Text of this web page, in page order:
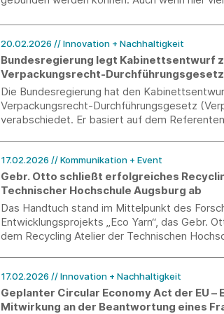
finanzielle Anreize sinnvoll.
20.02.2026 // Innovation + Nachhaltigkeit
Bundesregierung legt Kabinettsentwurf
Verpackungsrecht-
Die Bundesregierung hat den
Verpackungsrecht-Durchführungsgesetz
verabschiedet. Er basiert auf dem
Referentenentwurf gibt es einige Änderungen.
17.02.2026 // Kommunikation + Event
Gebr. Otto schließt erfolgreiches
Technischer Hochschule Augsburg ab
Das Handtuch stand im Mittelpunkt des
Entwicklungsprojekts „Eco Yarn“, das Gebr.
dem Recycling Atelier der Technischen
17.02.2026 // Innovation + Nachhaltigkeit
Geplanter Circular Economy Act der EU –
Mitwirkung an der Beantwortung eines